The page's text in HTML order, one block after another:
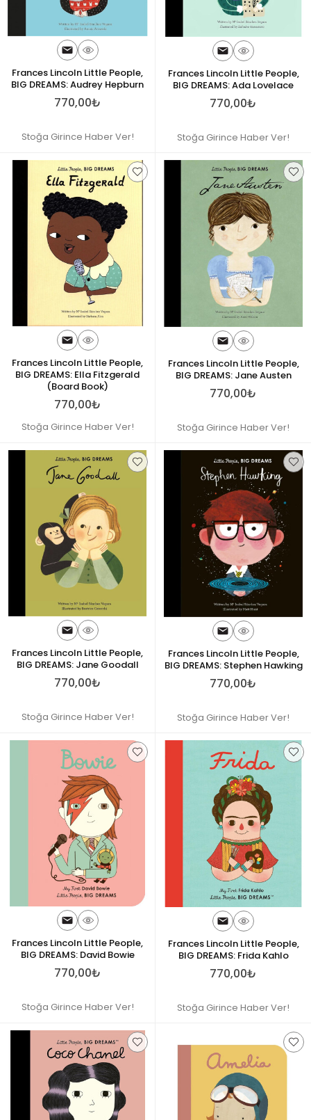
Frances Lincoln Little People,
BIG DREAMS: Audrey Hepburn
770,00₺
Stoğa Girince Haber Ver!
Frances Lincoln Little People,
BIG DREAMS: Ada Lovelace
770,00₺
Stoğa Girince Haber Ver!
Frances Lincoln Little People,
BIG DREAMS: Ella Fitzgerald
(Board Book)
770,00₺
Stoğa Girince Haber Ver!
Frances Lincoln Little People,
BIG DREAMS: Jane Austen
770,00₺
Stoğa Girince Haber Ver!
Frances Lincoln Little People,
BIG DREAMS: Jane Goodall
770,00₺
Stoğa Girince Haber Ver!
Frances Lincoln Little People,
BIG DREAMS: Stephen Hawking
770,00₺
Stoğa Girince Haber Ver!
Frances Lincoln Little People,
BIG DREAMS: David Bowie
770,00₺
Stoğa Girince Haber Ver!
Frances Lincoln Little People,
BIG DREAMS: Frida Kahlo
770,00₺
Stoğa Girince Haber Ver!